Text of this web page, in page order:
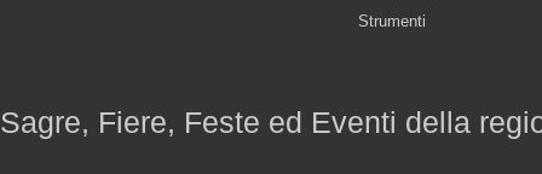
Strumenti
Sagre, Fiere, Feste ed Eventi della